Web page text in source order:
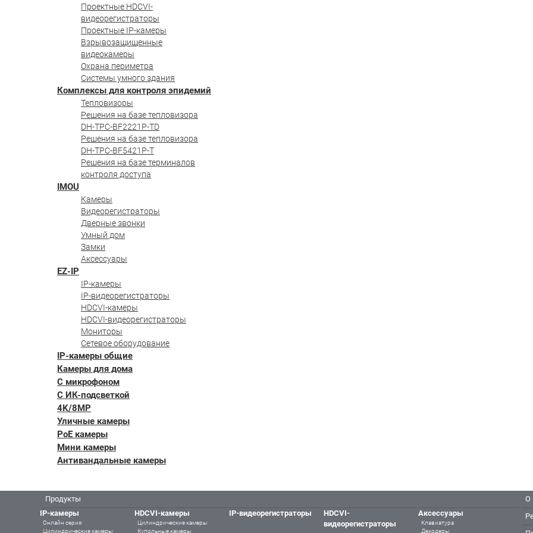
Проектные HDCVI-
видеорегистраторы
Проектные IP-камеры
Взрывозащищенные
видеокамеры
Охрана периметра
Системы умного здания
Комплексы для контроля эпидемий
Тепловизоры
Решения на базе тепловизора
DH-TPC-BF2221P-TD
Решения на базе тепловизора
DH-TPC-BF5421P-T
Решения на базе терминалов
контроля доступа
IMOU
Камеры
Видеорегистраторы
Дверные звонки
Умный дом
Замки
Аксессуары
EZ-IP
IP-камеры
IP-видеорегистраторы
HDCVI-камеры
HDCVI-видеорегистраторы
Мониторы
Сетевое оборудование
IP-камеры общие
Камеры для дома
С микрофоном
С ИК-подсветкой
4K/8MP
Уличные камеры
PoE камеры
Мини камеры
Антивандальные камеры
Продукты
IP-камеры
Онлайн серия
Цилиндрические камеры
HDCVI-камеры
Цилиндрические камеры
Купольные камеры
IP-видеорегистраторы
HDCVI-
видеорегистраторы
Аксессуары
Клавиатура
Декодеры
О